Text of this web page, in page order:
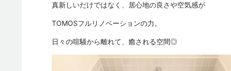
真新しいだけではなく、居心地の良さや空気感が
TOMOSフルリノベーションの力。
日々の喧騒から離れて、癒される空間◎